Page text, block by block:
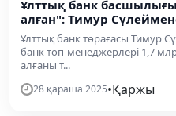
Ұлттық банк
алған": Тимур
Ұлттық банк төрағасы Тимур
банк топ-менеджерлері 1,7
алғаны т...
28 қараша 2025•Қаржы